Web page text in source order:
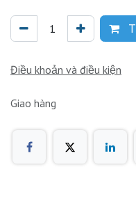
Điều khoản và điều kiện
Giao hàng